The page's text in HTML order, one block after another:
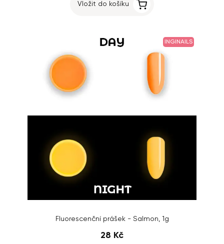
Vložit do košíku
INGINAILS
Fluorescenční prášek - Salmon, 1g
28 Kč